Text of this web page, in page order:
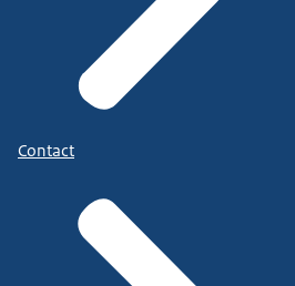
Contact